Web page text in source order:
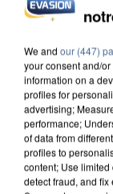
UN SECOND
INTERPELLÉ
We and our (447)
your consent and/
information on a
profiles for
advertising;
performance;
of data from
profiles to
content; Use limited
detect fraud, and